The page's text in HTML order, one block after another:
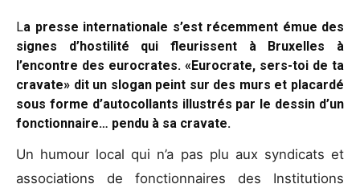
La presse internationale s’est récemment émue des
signes d’hostilité qui fleurissent à Bruxelles à
l’encontre des eurocrates. «Eurocrate, sers-toi de ta
cravate» dit un slogan peint sur des murs et placardé
sous forme d’autocollants illustrés par le dessin d’un
fonctionnaire… pendu à sa cravate.
Un humour local qui n’a pas plu aux syndicats et
associations de fonctionnaires des Institutions